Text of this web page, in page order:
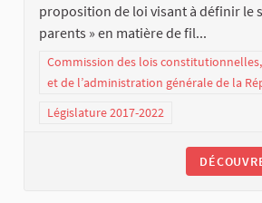
proposition de loi visant à définir le
parents » en matière de fil...
Commission des lois
et de l’administration générale de la
Législature 2017-2022